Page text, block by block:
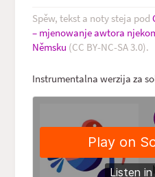
Spěw, tekst a noty steja pod
– mjenowanje awtora
Němsku (CC BY‑NC‑SA 3.0).
Instrumentalna werzija za